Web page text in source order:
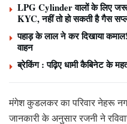
LPG Cylinder वालों के लिए
KYC, नहीं तो हो सकती है गैस
पहाड़ के लाल ने कर दिखाया
वाहन
ब्रेकिंग : पढ़िए धामी कैबिनेट के
मंगेश कुडलकर का परिवार नेहरू
जानकारी के अनुसार रजनी ने